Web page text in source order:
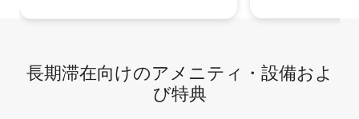
長期滞在向け⁠のア⁠メ⁠ニ⁠テ⁠ィ⁠・設⁠備⁠およ
び特⁠典